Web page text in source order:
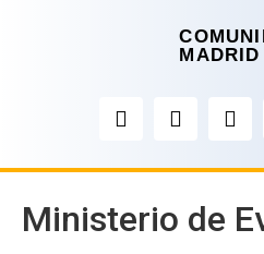
MADRID
Ministerio de